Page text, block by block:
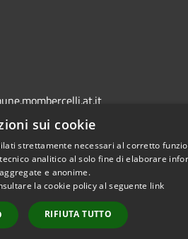
sui cookie
strettamente necessari al corretto
analitico al solo fine di elaborare
e anonime.
la cookie policy al seguente link
RIFIUTA TUTTO